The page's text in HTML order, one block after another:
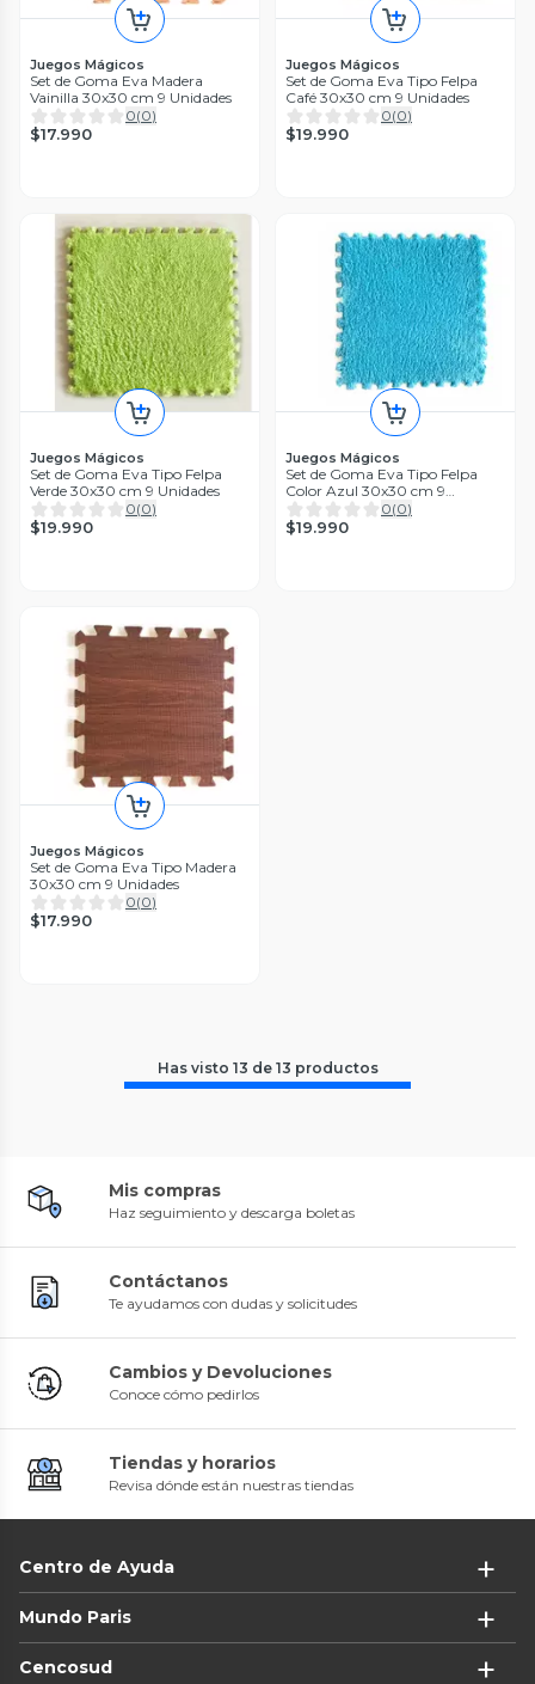
Juegos Mágicos
Set de Goma Eva Madera
Vainilla 30x30 cm 9 Unidades
0(0)
$17.990
Juegos Mágicos
Set de Goma Eva Tipo Felpa
Café 30x30 cm 9 Unidades
0(0)
$19.990
Juegos Mágicos
Set de Goma Eva Tipo Felpa
Verde 30x30 cm 9 Unidades
0(0)
$19.990
Juegos Mágicos
Set de Goma Eva Tipo Felpa
Color Azul 30x30 cm 9
Unidades
0(0)
$19.990
Juegos Mágicos
Set de Goma Eva Tipo Madera
30x30 cm 9 Unidades
0(0)
$17.990
Has visto 13 de 13 productos
Mis compras
Haz seguimiento y descarga boletas
Contáctanos
Te ayudamos con dudas y solicitudes
Cambios y Devoluciones
Conoce cómo pedirlos
Tiendas y horarios
Revisa dónde están nuestras tiendas
Centro de Ayuda
Mundo Paris
Cencosud